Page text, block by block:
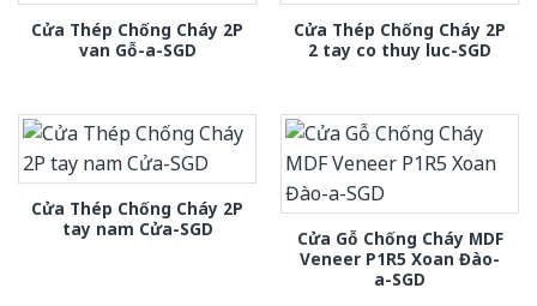
Cửa Thép Chống Cháy 2P
van Gỗ-a-SGD
Cửa Thép Chống Cháy 2P
2 tay co thuy luc-SGD
Cửa Thép Chống Cháy 2P
tay nam Cửa-SGD
Cửa Gỗ Chống Cháy MDF
Veneer P1R5 Xoan Đào-
a-SGD